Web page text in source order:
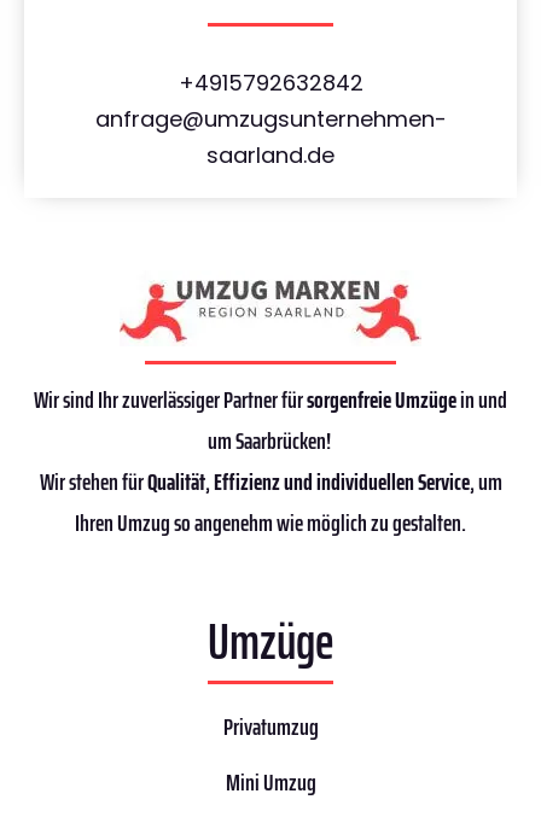
+4915792632842
anfrage@umzugsunternehmen-
saarland.de
Wir sind Ihr zuverlässiger Partner fürsorgenfreie Umzügein und
um Saarbrücken!
Wir stehen fürQualität,Effizienzund individuellen Service, um
Ihren Umzug so angenehm wie möglich zu gestalten.
Umzüge
Privatumzug
Mini Umzug